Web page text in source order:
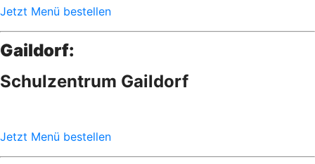
Jetzt Menü bestellen
Gaildorf:
Schulzentrum Gaildorf
Jetzt Menü bestellen